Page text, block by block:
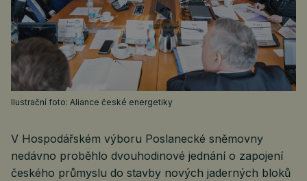
Ilustrační foto: Aliance české energetiky
V Hospodářském výboru Poslanecké sněmovny
nedávno proběhlo dvouhodinové jednání o zapojení
českého průmyslu do stavby nových jaderných bloků